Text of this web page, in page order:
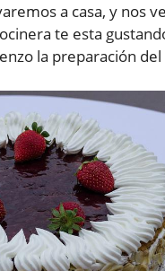
a casa, y nos
te esta
la preparación